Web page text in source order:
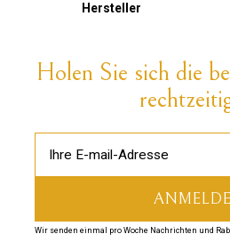
Hersteller
Holen Sie sich die
Wir senden einmal pro Woche Nachrichten und